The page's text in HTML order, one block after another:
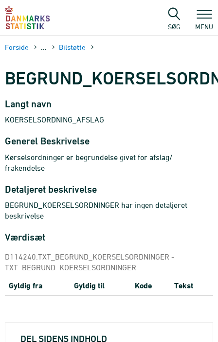
sidens
SØG MENU
Forside Bilstøtte
Langt navn
KOERSELSORDNING_AFSLAG
Generel Beskrivelse
Kørselsordninger er begrundelse givet for afslag/
frakendelse
Detaljeret beskrivelse
BEGRUND_KOERSELSORDNINGER har ingen detaljeret
beskrivelse
Værdisæt
D114240.TXT_BEGRUND_KOERSELSORDNINGER -
TXT_BEGRUND_KOERSELSORDNINGER
Gyldig fra Gyldig til Kode Tekst
DEL SIDENS INDHOLD